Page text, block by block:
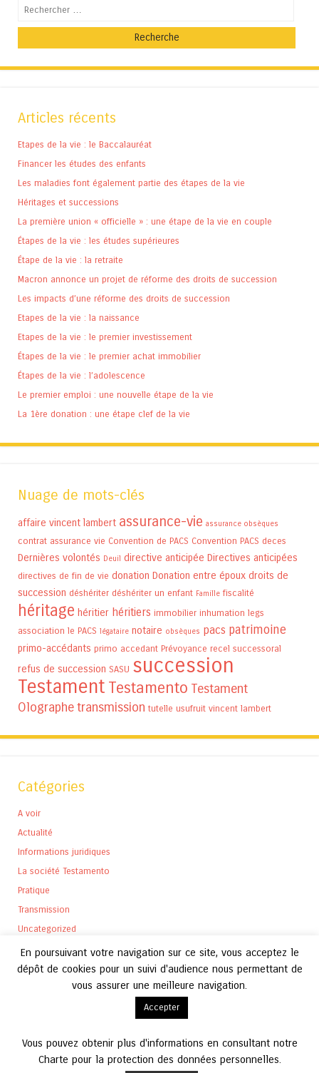
Recherche
Articles récents
Etapes de la vie : le Baccalauréat
Financer les études des enfants
Les maladies font également partie des étapes de la vie
Héritages et successions
La première union « officielle » : une étape de la vie en couple
Étapes de la vie : les études supérieures
Étape de la vie : la retraite
Macron annonce un projet de réforme des droits de succession
Les impacts d’une réforme des droits de succession
Etapes de la vie : la naissance
Etapes de la vie : le premier investissement
Étapes de la vie : le premier achat immobilier
Étapes de la vie : l’adolescence
Le premier emploi : une nouvelle étape de la vie
La 1ère donation : une étape clef de la vie
Nuage de mots-clés
affaire vincent lambert assurance-vie assurance obsèques
contrat assurance vie Convention de PACS Convention PACS deces
Dernières volontés Deuil directive anticipée Directives anticipées
directives de fin de vie donation Donation entre époux droits de
succession déshériter déshériter un enfant Famille fiscalité
héritage héritier héritiers immobilier inhumation legs
association le PACS légataire notaire obsèques pacs patrimoine
primo-accédants primo accedant Prévoyance recel successoral
refus de succession SASU succession
Testament Testamento Testament
Olographetransmission tutelle usufruit vincent lambert
Catégories
A voir
Actualité
Informations juridiques
La société Testamento
Pratique
Transmission
Uncategorized
En poursuivant votre navigation sur ce site, vous acceptez le
dépôt de cookies pour un suivi d'audience nous permettant de
vous assurer une meilleure navigation.
Accepter
Vous pouvez obtenir plus d'informations en consultant notre
Charte pour la protection des données personnelles.